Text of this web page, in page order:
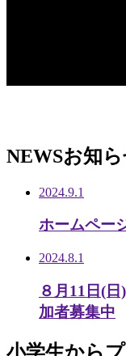
NEWSお知
2024.9.1
ホームペー
2024.8.1
８月11日(
加者募集中
小学生から